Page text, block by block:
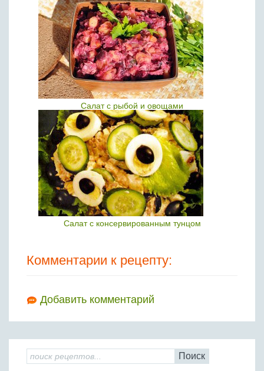
Салат с рыбой и овощами
Салат с консервированным тунцом
Комментарии к рецепту:
Добавить комментарий
Поиск